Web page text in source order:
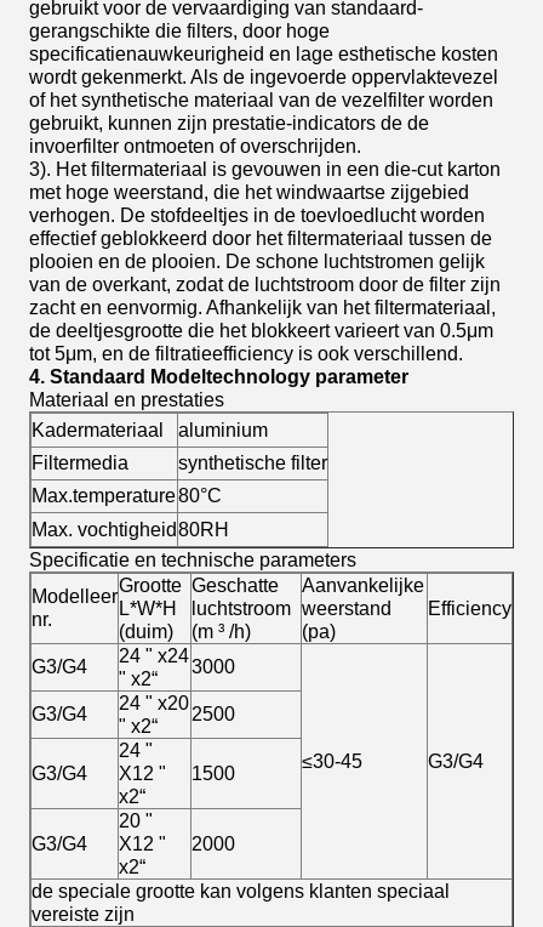
gebruikt voor de vervaardiging van standaard-
gerangschikte die filters, door hoge
specificatienauwkeurigheid en lage esthetische kosten
wordt gekenmerkt. Als de ingevoerde oppervlaktevezel
of het synthetische materiaal van de vezelfilter worden
gebruikt, kunnen zijn prestatie-indicators de de
invoerfilter ontmoeten of overschrijden.
3). Het filtermateriaal is gevouwen in een die-cut karton
met hoge weerstand, die het windwaartse zijgebied
verhogen. De stofdeeltjes in de toevloedlucht worden
effectief geblokkeerd door het filtermateriaal tussen de
plooien en de plooien. De schone luchtstromen gelijk
van de overkant, zodat de luchtstroom door de filter zijn
zacht en eenvormig. Afhankelijk van het filtermateriaal,
de deeltjesgrootte die het blokkeert varieert van 0.5μm
tot 5μm, en de filtratieefficiency is ook verschillend.
4. Standaard Modeltechnology parameter
Materiaal en prestaties
Kadermateriaal
aluminium
Filtermedia
synthetische filter
Max.temperature80°C
Max. vochtigheid80RH
Specificatie en technische parameters
Modelleer
nr.
Grootte
L*W*H
(duim)
Geschatte
luchtstroom
(m ³ /h)
Aanvankelijke
weerstand
(pa)
Efficiency
G3/G4
24 " x24
" x2“
3000
≤30-45 G3/G4
G3/G4
24 " x20
" x2“
2500
G3/G4
24 "
X12 "
x2“
1500
G3/G4
20 "
X12 "
x2“
2000
de speciale grootte kan volgens klanten speciaal
vereiste zijn